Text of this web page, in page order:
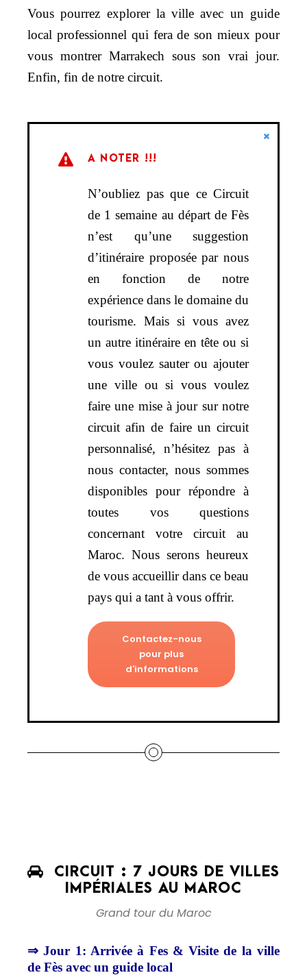
Vous pourrez explorer la ville avec un guide
local professionnel qui fera de son mieux pour
vous montrer Marrakech sous son vrai jour.
Enfin, fin de notre circuit.
A NOTER !!!
N’oubliez pas que ce Circuit
de 1 semaine au départ de Fès
n’est qu’une suggestion
d’itinéraire proposée par nous
en fonction de notre
expérience dans le domaine du
tourisme. Mais si vous avez
un autre itinéraire en tête ou si
vous voulez sauter ou ajouter
une ville ou si vous voulez
faire une mise à jour sur notre
circuit afin de faire un circuit
personnalisé, n’hésitez pas à
nous contacter, nous sommes
disponibles pour répondre à
toutes vos questions
concernant votre circuit au
Maroc. Nous serons heureux
de vous accueillir dans ce beau
pays qui a tant à vous offrir.
Contactez-nous
pour plus
d'informations
CIRCUIT : 7 JOURS DE VILLES
IMPÉRIALES AU MAROC
Grand tour du Maroc
⇒ Jour 1: Arrivée à Fes &Visite de la ville
de Fès avec un guide local